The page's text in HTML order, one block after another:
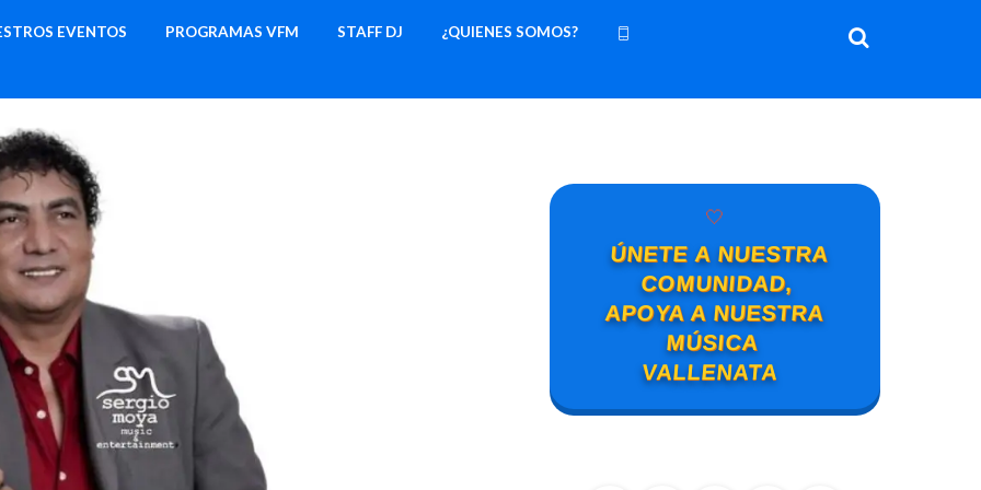
EVENTOS PROGRAMAS VFM STAFF DJ ¿QUIENES SOMOS?
🤍
ÚNETE A NUESTRA
COMUNIDAD,
APOYA A NUESTRA
MÚSICA
VALLENATA